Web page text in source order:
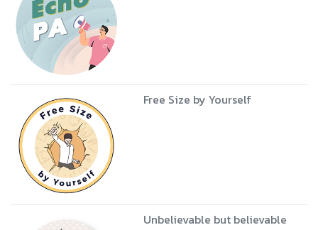
Free Size by Yourself
Unbelievable but believable